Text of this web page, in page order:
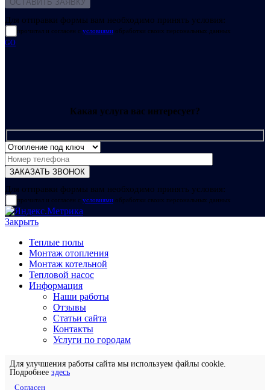
Для отправки формы вам необходимо принять условия:
прочитал и согласен с условиями обработки своих персональных данных
GO
Какая услуга вас интересует?
Для отправки формы вам необходимо принять условия:
прочитал и согласен с условиями обработки своих персональных данных
Закрыть
Теплые полы
Монтаж отопления
Монтаж котельной
Тепловой насос
Информация
Наши работы
Отзывы
Статьи сайта
Контакты
Услуги по городам
Для улучшения работы сайта мы используем файлы cookie.
Подробнее здесь
Согласен